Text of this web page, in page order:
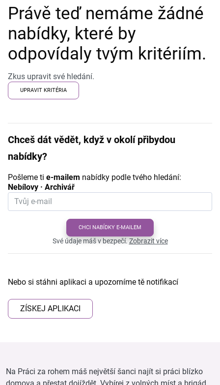
Právě teď nemáme žádné
nabídky, které by
odpovídaly tvým kritériím.
Zkus upravit své hledání.
UPRAVIT KRITÉRIA
Chceš dát vědět, když v okolí přibydou
nabídky?
Pošleme ti e-mailem nabídky podle tvého hledání:
Nebílovy · Archivář
CHCI NABÍDKY E-MAILEM
Své údaje máš v bezpečí.Zobrazit více
Nebo si stáhni aplikaci a upozorníme tě notifikací
ZÍSKEJ APLIKACI
Na Práci za rohem máš největší šanci najít si práci blízko
domova a přestat dojíždět. Vybírej z volných míst a brigád